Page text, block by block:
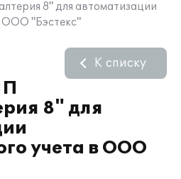
8" для автоматизации
ООО "Бэстекс"
8" для
учета в ООО
К списку